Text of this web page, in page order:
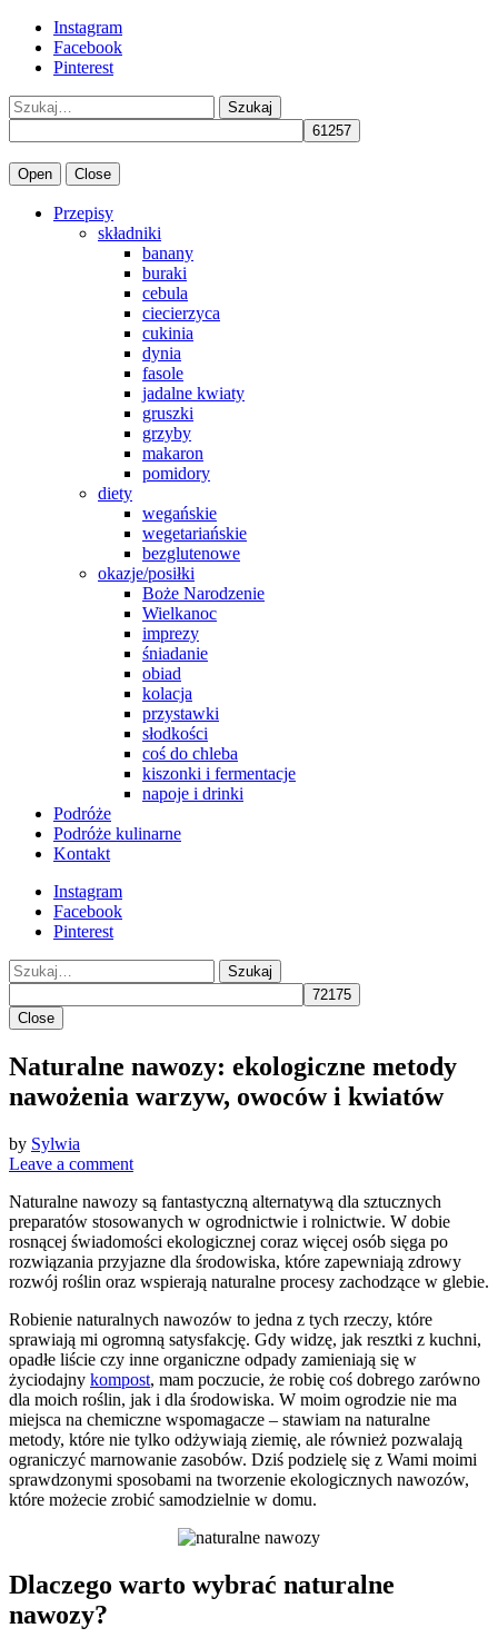
Instagram
Facebook
Pinterest
Szukaj
Open Close
Przepisy
składniki
banany
buraki
cebula
ciecierzyca
cukinia
dynia
fasole
jadalne kwiaty
gruszki
grzyby
makaron
pomidory
diety
wegańskie
wegetariańskie
bezglutenowe
okazje/posiłki
Boże Narodzenie
Wielkanoc
imprezy
śniadanie
obiad
kolacja
przystawki
słodkości
coś do chleba
kiszonki i fermentacje
napoje i drinki
Podróże
Podróże kulinarne
Kontakt
Instagram
Facebook
Pinterest
Szukaj
Close
Naturalne nawozy: ekologiczne metody
nawożenia warzyw, owoców i kwiatów
by Sylwia
Leave a comment
Naturalne nawozy są fantastyczną alternatywą dla sztucznych
preparatów stosowanych w ogrodnictwie i rolnictwie. W dobie
rosnącej świadomości ekologicznej coraz więcej osób sięga po
rozwiązania przyjazne dla środowiska, które zapewniają zdrowy
rozwój roślin oraz wspierają naturalne procesy zachodzące w glebie.
Robienie naturalnych nawozów to jedna z tych rzeczy, które
sprawiają mi ogromną satysfakcję. Gdy widzę, jak resztki z kuchni,
opadłe liście czy inne organiczne odpady zamieniają się w
życiodajny kompost, mam poczucie, że robię coś dobrego zarówno
dla moich roślin, jak i dla środowiska. W moim ogrodzie nie ma
miejsca na chemiczne wspomagacze – stawiam na naturalne
metody, które nie tylko odżywiają ziemię, ale również pozwalają
ograniczyć marnowanie zasobów. Dziś podzielę się z Wami moimi
sprawdzonymi sposobami na tworzenie ekologicznych nawozów,
które możecie zrobić samodzielnie w domu.
Dlaczego warto wybrać naturalne
nawozy?